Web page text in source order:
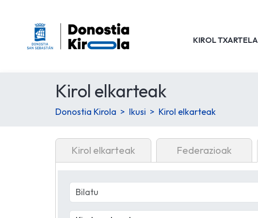
KIROL TXARTELA
Kirol elkarteak
Donostia Kirola Ikusi Kirol elkarteak
Kirol elkarteak Federazioak